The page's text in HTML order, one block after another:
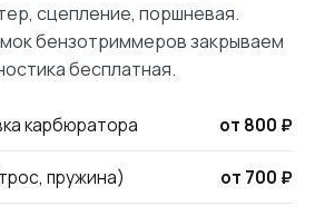
сцепление, поршневая.
бензотриммеров закрываем
бесплатная.
карбюратора от 800 ₽
пружина) от 700 ₽